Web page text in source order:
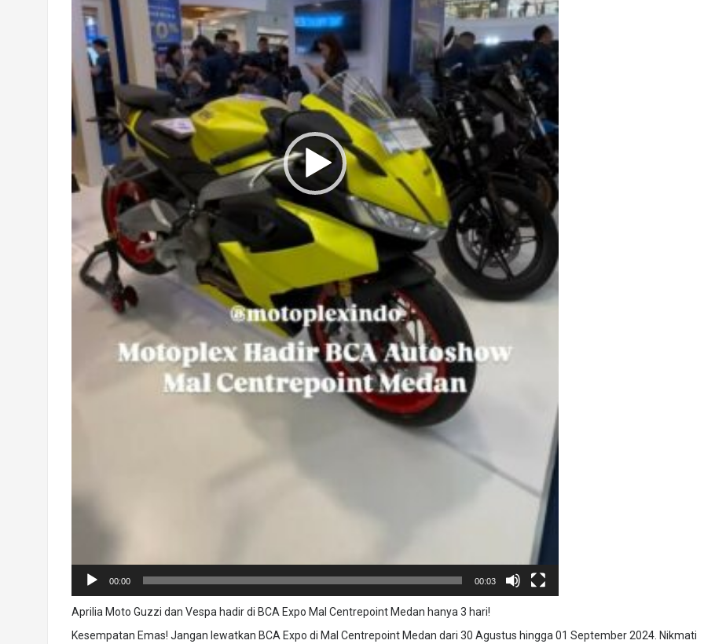
00:00 00:03
Aprilia Moto Guzzi dan Vespa hadir di BCA Expo Mal Centrepoint Medan hanya 3 hari!
Kesempatan Emas! Jangan lewatkan BCA Expo di Mal Centrepoint Medan dari 30 Agustus hingga 01 September 2024. Nikmati